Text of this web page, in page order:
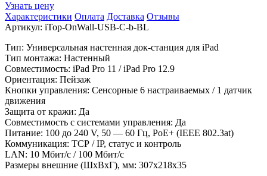
Узнать цену
Характеристики Оплата Доставка Отзывы
Артикул: iTop-OnWall-USB-C-b-BL
Тип: Универсальная настенная док-станция для iPad
Тип монтажа: Настенный
Совместимость: iPad Pro 11 / iPad Pro 12.9
Ориентация: Пейзаж
Кнопки управления: Сенсорные 6 настраиваемых / 1 датчик
движения
Защита от кражи: Да
Совместимость с системами управления: Да
Питание: 100 до 240 V, 50 — 60 Гц, PoE+ (IEEE 802.3at)
Коммуникация: TCP / IP, статус и контроль
LAN: 10 Мбит/с / 100 Мбит/с
Размеры внешние (ШхВхГ), мм: 307х218х35